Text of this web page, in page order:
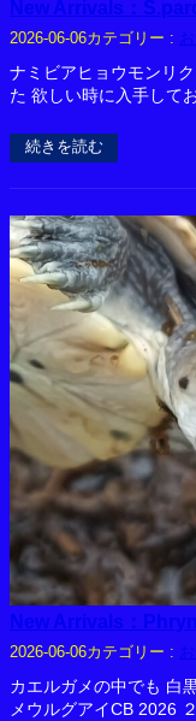
New Arrivals：
2026-06-06カテゴリー :
ナミビアヒョウモンリ
た 欲しい時に入手して
続きを読む
New Arrivals：
2026-06-06カテゴリー :
カエルガメの中でも 白
メウルグアイCB 2026